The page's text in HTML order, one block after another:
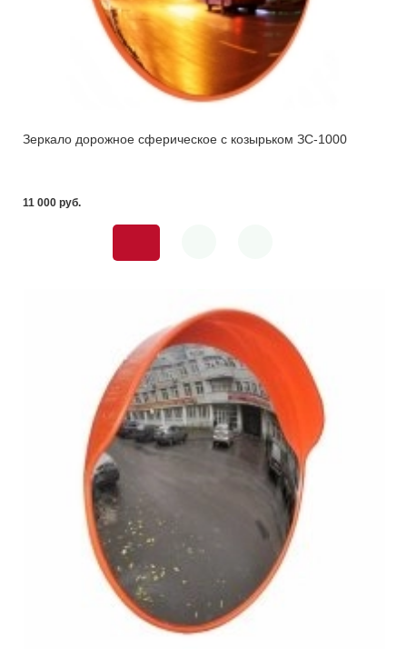
Зеркало дорожное сферическое с козырьком ЗС-1000
11 000 pуб.